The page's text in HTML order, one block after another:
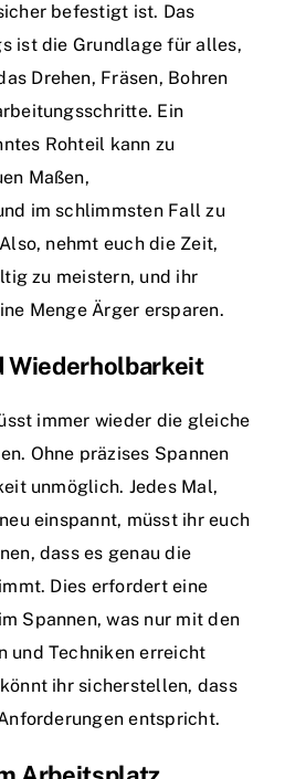
befestigt ist. Das
ist die Grundlage für alles,
Drehen, Fräsen, Bohren
Ein
Rohteil kann zu
Maßen,
im schlimmsten Fall zu
nehmt euch die Zeit,
zu meistern, und ihr
Menge Ärger ersparen.
Wiederholbarkeit
immer wieder die gleiche
Ohne präzises Spannen
unmöglich. Jedes Mal,
einspannt, müsst ihr euch
dass es genau die
Dies erfordert eine
Spannen, was nur mit den
und Techniken erreicht
ihr sicherstellen, dass
entspricht.